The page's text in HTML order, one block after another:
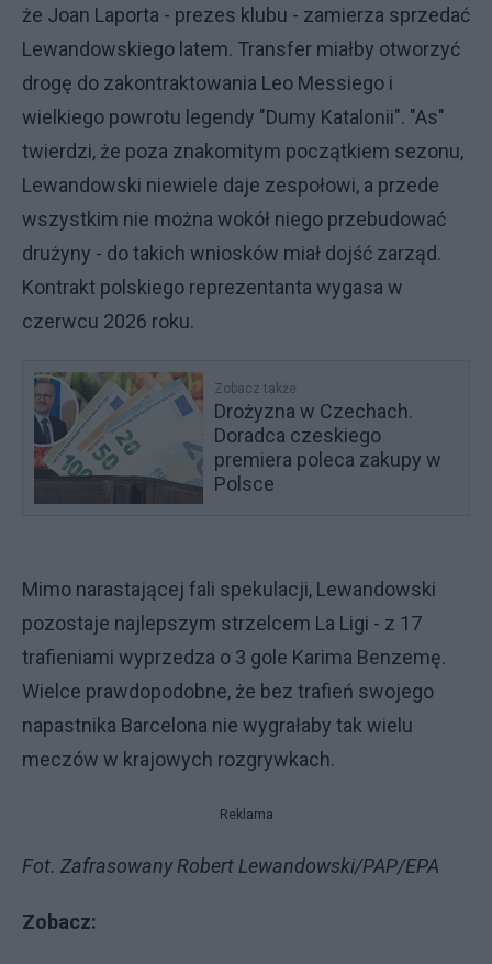
że Joan Laporta - prezes klubu - zamierza sprzedać
Lewandowskiego latem. Transfer miałby otworzyć
drogę do zakontraktowania Leo Messiego i
wielkiego powrotu legendy "Dumy Katalonii". "As"
twierdzi, że poza znakomitym początkiem sezonu,
Lewandowski niewiele daje zespołowi, a przede
wszystkim nie można wokół niego przebudować
drużyny - do takich wniosków miał dojść zarząd.
Kontrakt polskiego reprezentanta wygasa w
czerwcu 2026 roku.
Zobacz także
Drożyzna w Czechach.
Doradca czeskiego
premiera poleca zakupy w
Polsce
Mimo narastającej fali spekulacji, Lewandowski
pozostaje najlepszym strzelcem La Ligi - z 17
trafieniami wyprzedza o 3 gole Karima Benzemę.
Wielce prawdopodobne, że bez trafień swojego
napastnika Barcelona nie wygrałaby tak wielu
meczów w krajowych rozgrywkach.
Reklama
Fot. Zafrasowany Robert Lewandowski/PAP/EPA
Zobacz: